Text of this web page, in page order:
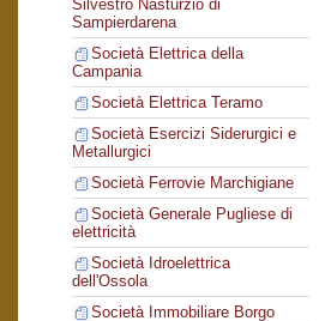
Silvestro Nasturzio di
Sampierdarena
Società Elettrica della
Campania
Società Elettrica Teramo
Società Esercizi Siderurgici e
Metallurgici
Società Ferrovie Marchigiane
Società Generale Pugliese di
elettricità
Società Idroelettrica
dell'Ossola
Società Immobiliare Borgo